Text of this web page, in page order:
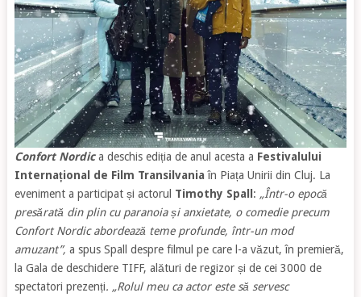
Confort Nordica deschis ediția de anul acesta a Festivalului
Internațional de Film Transilvaniaîn Piața Unirii din Cluj. La
eveniment a participat și actorul Timothy Spall: „Într-o epocă
presărată din plin cu paranoia și anxietate, o comedie precum
Confort Nordic abordează teme profunde, într-un mod
amuzant”, a spus Spall despre filmul pe care l-a văzut, în premieră,
la Gala de deschidere TIFF, alături de regizor și de cei 3000 de
spectatori prezenți. „Rolul meu ca actor este să servesc